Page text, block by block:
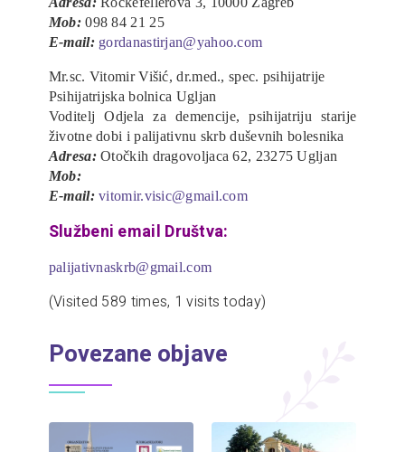
Mob:098 84 21 25
E-mail: gordanastirjan@yahoo.com
Mr.sc. Vitomir Višić, dr.med., spec. psihijatrije
Psihijatrijska bolnica Ugljan
Voditelj Odjela za demencije, psihijatriju starije
životne dobi i palijativnu skrb duševnih bolesnika
Adresa:Otočkih dragovoljaca 62, 23275 Ugljan
Mob:
E-mail: vitomir.visic@gmail.com
Službeni email Društva:
palijativnaskrb@gmail.com
(Visited 589 times, 1 visits today)
Povezane objave